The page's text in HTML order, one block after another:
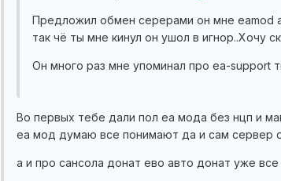
Предложил обмен серерами он мне eamod
так чё ты мне кинул он ушол в игнор..Хочу
Он много раз мне упоминал про ea-support
Во первых тебе дали пол еа мода без нцп и
еа мод думаю все понимают да и сам сервер
а и про сансола донат ево авто донат уже